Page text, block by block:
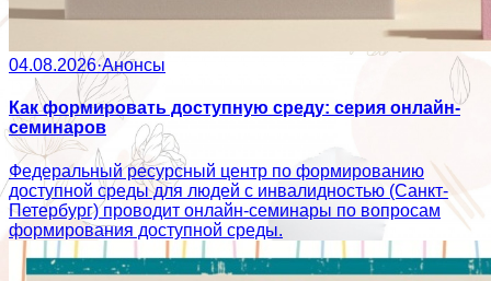
04.08.2026·Анонсы
Как формировать доступную среду: серия онлайн-
семинаров
Федеральный ресурсный центр по формированию
доступной среды для людей с инвалидностью (Санкт-
Петербург) проводит онлайн-семинары по вопросам
формирования доступной среды.